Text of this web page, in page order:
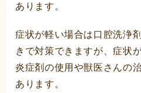
あります。
症状が軽い場合は口腔洗浄
きで対策できますが、症状
炎症剤の使用や獣医さんの
あります。